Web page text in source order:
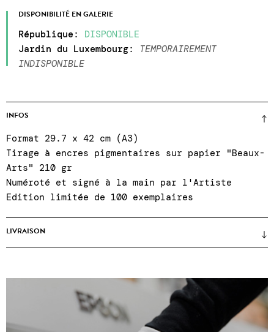
INFOS
Format 29.7 x 42 cm (A3)
Tirage à encres pigmentaires sur papier "Beaux-
Arts" 210 gr
Numéroté et signé à la main par l'Artiste
Edition limitée de 100 exemplaires
LIVRAISON
d'authenticité ● Emballages renforcés ●
Expéditions Colissimo, points relais ou click &
collect à la galerie du mardi au samedi, 11h à
19h ● SAV du mardi au samedi, 11h à 19h00 : +33
DISPONIBILITÉ EN GALERIE
République : DISPONIBLE
Jardin du Luxembourg: TEMPORAIREMENT
INDISPONIBLE